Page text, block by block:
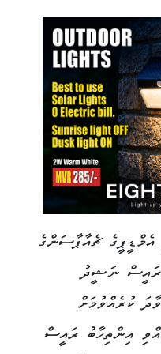
ޗެއާޕާސަންގެ
ރައީސް ނަޝީދު
ކުރެއްވުމަށް
އިންތިހާބު ރައީސް